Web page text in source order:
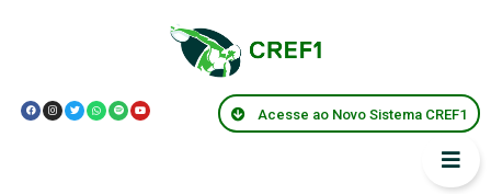
Acesse ao Novo Sistema CREF1